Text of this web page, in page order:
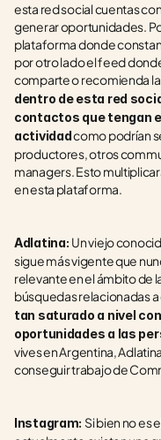
esta red social cuentas
generar oportunidades.
plataforma donde
por otro lado el feed
comparte o recomienda
dentro de esta red
contactos que tengan
actividad como podrían
productores, otros
managers. Esto
en esta plataforma.
Adlatina: Un viejo
sigue más vigente que
relevante en el ámbito de
búsquedas relacionadas
tan saturado a nivel
oportunidades a las
vives en Argentina,
conseguir trabajo de
Instagram: Si bien no es